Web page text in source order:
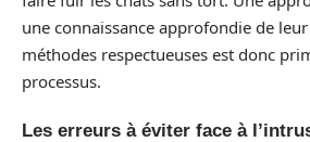
une connaissance approfondie de
méthodes respectueuses est donc
processus.
Les erreurs à éviter face à